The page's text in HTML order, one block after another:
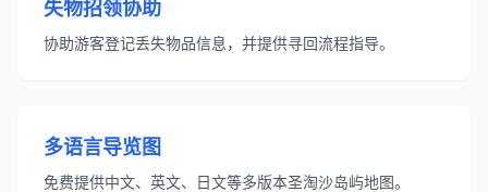
失物招领协助
协助游客登记丢失物品信息，并提供寻回流程指导。
多语言导览图
免费提供中文、英文、日文等多版本圣淘沙岛屿地图。